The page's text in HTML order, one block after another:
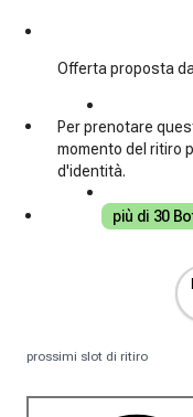
Offerta proposta
Per prenotare
momento del ritiro
d'identità.
più di 30
prossimi slot di ritiro